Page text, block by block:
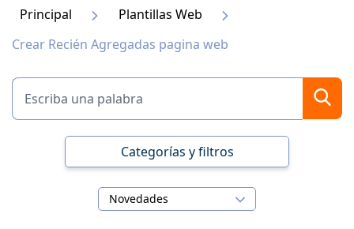
Principal
Plantillas Web
Crear Recién Agregadas pagina web
Categorías y filtros
Novedades